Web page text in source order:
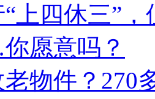
上四休三”
愿意吗？
物件？270